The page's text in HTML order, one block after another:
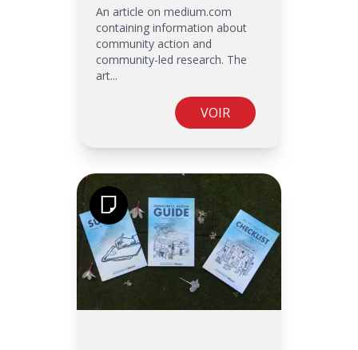
An article on medium.com
containing information about
community action and
community-led research. The
art...
VOIR